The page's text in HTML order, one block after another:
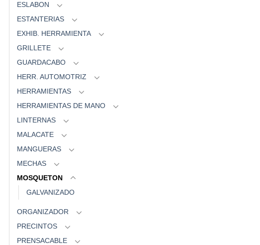
ESLABON
ESTANTERIAS
EXHIB. HERRAMIENTA
GRILLETE
GUARDACABO
HERR. AUTOMOTRIZ
HERRAMIENTAS
HERRAMIENTAS DE MANO
LINTERNAS
MALACATE
MANGUERAS
MECHAS
MOSQUETON
GALVANIZADO
ORGANIZADOR
PRECINTOS
PRENSACABLE